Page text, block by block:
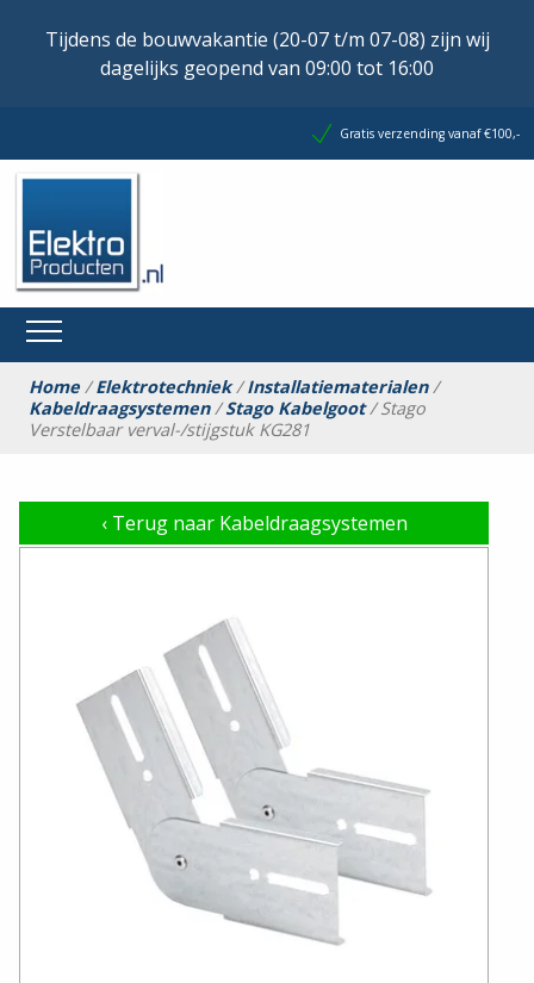
Tijdens de bouwvakantie (20-07 t/m 07-08) zijn wij
dagelijks geopend van 09:00 tot 16:00
Gratis verzending vanaf €100,-
Home/Elektrotechniek/Installatiematerialen/
Kabeldraagsystemen/Stago Kabelgoot/ Stago
Verstelbaar verval-/stijgstuk KG281
‹Terug naar Kabeldraagsystemen